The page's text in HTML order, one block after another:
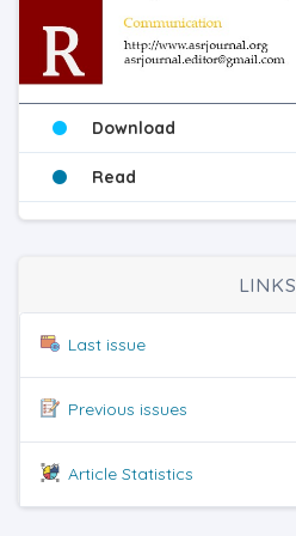
Download
Read
LINKS
Last issue
Previous issues
Article Statistics